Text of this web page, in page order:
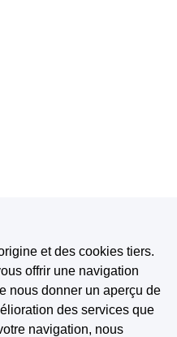
et des cookies tiers.
offrir une navigation
nous donner un aperçu de
des services que
navigation, nous